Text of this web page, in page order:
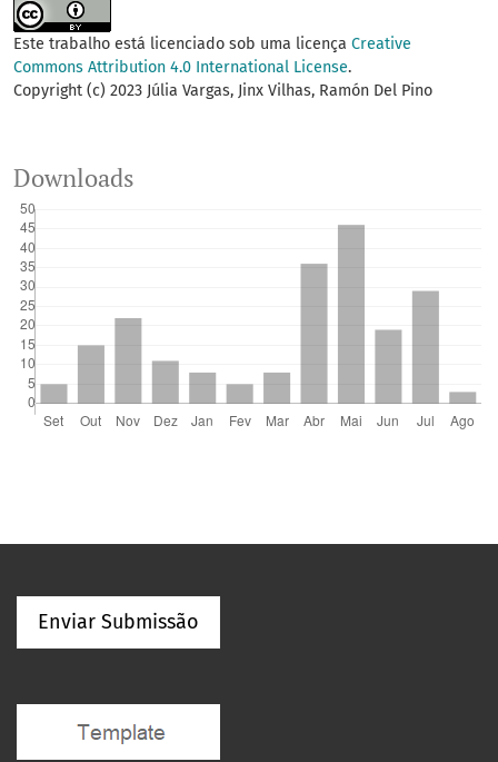
Este trabalho está licenciado sob uma licença Creative
Commons Attribution 4.0 International License.
Copyright (c) 2023 Júlia Vargas, Jinx Vilhas, Ramón Del Pino
Downloads
Enviar Submissão